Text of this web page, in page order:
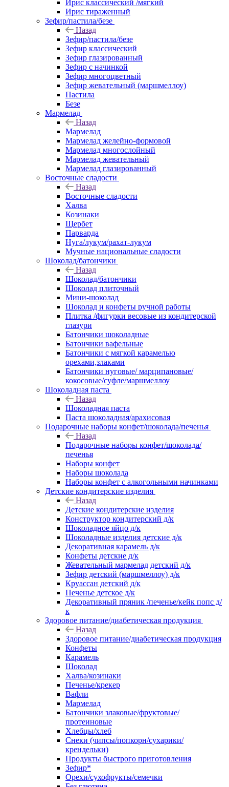
Ирис классический /мягкий
Ирис тираженный
Зефир/пастила/безе
Назад
Зефир/пастила/безе
Зефир классический
Зефир глазированный
Зефир с начинкой
Зефир многоцветный
Зефир жевательный (маршмеллоу)
Пастила
Безе
Мармелад
Назад
Мармелад
Мармелад желейно-формовой
Мармелад многослойный
Мармелад жевательный
Мармелад глазированный
Восточные сладости
Назад
Восточные сладости
Халва
Козинаки
Щербет
Парварда
Нуга/лукум/рахат-лукум
Мучные национальные сладости
Шоколад/батончики
Назад
Шоколад/батончики
Шоколад плиточный
Мини-шоколад
Шоколад и конфеты ручной работы
Плитка /фигурки весовые из кондитерской
глазури
Батончики шоколадные
Батончики вафельные
Батончики с мягкой карамелью
орехами,злаками
Батончики нуговые/ марципановые/
кокосовые/суфле/маршмеллоу
Шоколадная паста
Назад
Шоколадная паста
Паста шоколадная/арахисовая
Подарочные наборы конфет/шоколада/печенья
Назад
Подарочные наборы конфет/шоколада/
печенья
Наборы конфет
Наборы шоколада
Наборы конфет с алкогольными начинками
Детские кондитерские изделия
Назад
Детские кондитерские изделия
Конструктор кондитерский д/к
Шоколадное яйцо д/к
Шоколадные изделия детские д/к
Декоративная карамель д/к
Конфеты детские д/к
Жевательный мармелад детский д/к
Зефир детский (маршмеллоу) д/к
Круассан детский д/к
Печенье детское д/к
Декоративный пряник /печенье/кейк попс д/
к
Здоровое питание/диабетическая продукция
Назад
Здоровое питание/диабетическая продукция
Конфеты
Карамель
Шоколад
Халва/козинаки
Печенье/крекер
Вафли
Мармелад
Батончики злаковые/фруктовые/
протеиновые
Хлебцы/хлеб
Снеки (чипсы/попкорн/сухарики/
крендельки)
Продукты быстрого приготовления
Зефир*
Орехи/сухофрукты/семечки